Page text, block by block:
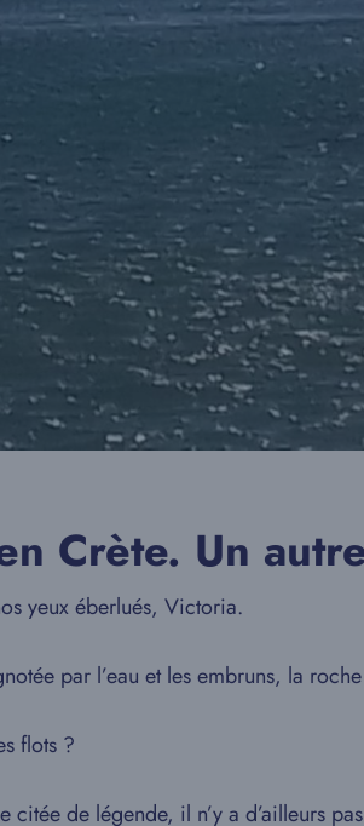
Crète. Un
yeux éberlués, Victoria.
par l’eau et les embruns, la
flots ?
citée de légende, il n’y a d’ailleurs